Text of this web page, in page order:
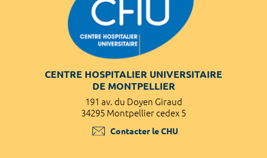
CENTRE HOSPITALIER UNIVERSITAIRE
DE MONTPELLIER
191 av. du Doyen Giraud
34295 Montpellier cedex 5
Contacter le CHU